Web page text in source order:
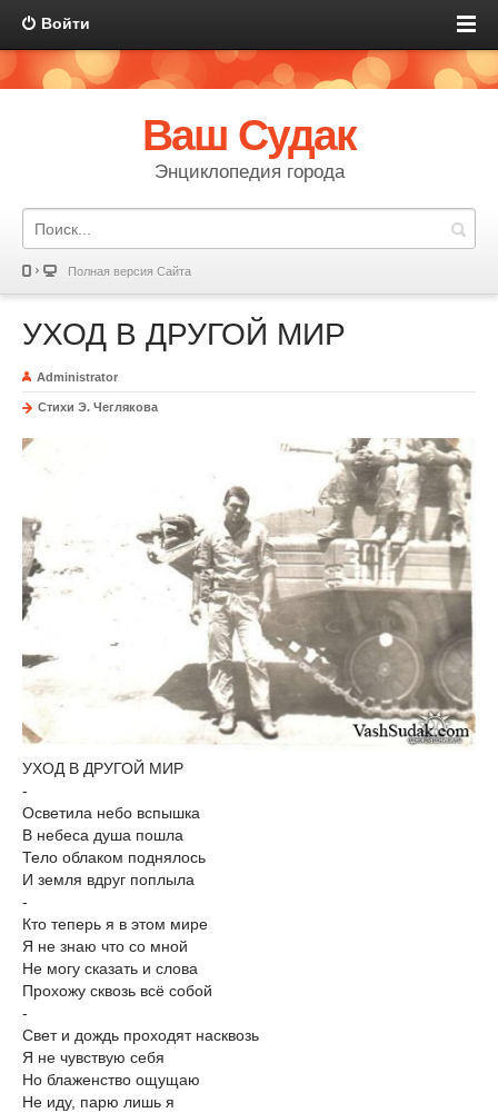
Войти
Ваш Судак
Энциклопедия города
Полная версия Сайта
УХОД В ДРУГОЙ МИР
Administrator
Стихи Э. Чеглякова
УХОД В ДРУГОЙ МИР
-
Осветила небо вспышка
В небеса душа пошла
Тело облаком поднялось
И земля вдруг поплыла
-
Кто теперь я в этом мире
Я не знаю что со мной
Не могу сказать и слова
Прохожу сквозь всё собой
-
Свет и дождь проходят насквозь
Я не чувствую себя
Но блаженство ощущаю
Не иду, парю лишь я